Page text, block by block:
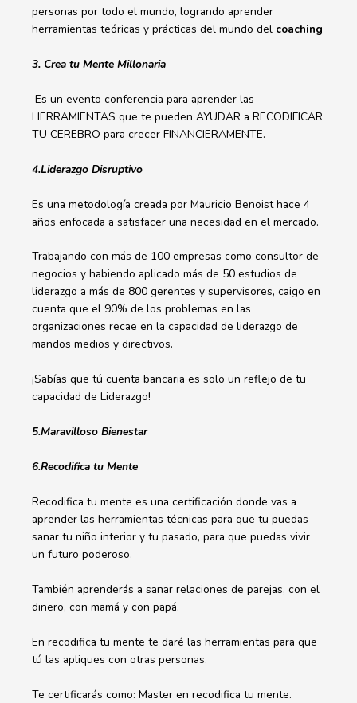
personas por todo el mundo, logrando aprender
herramientas teóricas y prácticas del mundo del coaching
3. Crea tu Mente Millonaria
Es un evento conferencia para aprender las
HERRAMIENTAS que te pueden AYUDAR a RECODIFICAR
TU CEREBRO para crecer FINANCIERAMENTE.
4.Liderazgo Disruptivo
Es una metodología creada por Mauricio Benoist hace 4
años enfocada a satisfacer una necesidad en el mercado.
Trabajando con más de 100 empresas como consultor de
negocios y habiendo aplicado más de 50 estudios de
liderazgo a más de 800 gerentes y supervisores, caigo en
cuenta que el 90% de los problemas en las
organizaciones recae en la capacidad de liderazgo de
mandos medios y directivos.
¡Sabías que tú cuenta bancaria es solo un reflejo de tu
capacidad de Liderazgo!
5.Maravilloso Bienestar
6.Recodifica tu Mente
Recodifica tu mente es una certificación donde vas a
aprender las herramientas técnicas para que tu puedas
sanar tu niño interior y tu pasado, para que puedas vivir
un futuro poderoso.
También aprenderás a sanar relaciones de parejas, con el
dinero, con mamá y con papá.
En recodifica tu mente te daré las herramientas para que
tú las apliques con otras personas.
Te certificarás como: Master en recodifica tu mente.